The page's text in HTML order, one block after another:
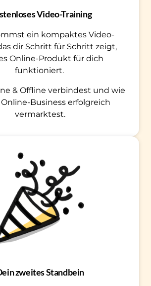
Video-Training
ein kompaktes Video-
dir Schritt für Schritt zeigt,
Online-Produkt für dich
funktioniert.
& Offline verbindest und wie
Business erfolgreich
vermarktest.
zweites Standbein